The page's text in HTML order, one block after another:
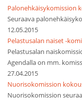
Palonehkäisykomission
Seuraava
12.05.2015
Pelastusalan naiset -
Pelastusalan
Agendalla on mm.
27.04.2015
Nuorisokomission
Nuorisokomission